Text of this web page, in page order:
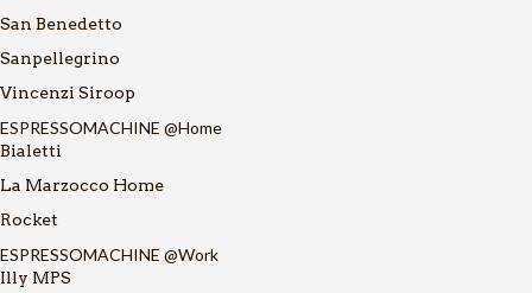
San Benedetto
Sanpellegrino
Vincenzi Siroop
ESPRESSOMACHINE @Home
Bialetti
La Marzocco Home
Rocket
ESPRESSOMACHINE @Work
Illy MPS